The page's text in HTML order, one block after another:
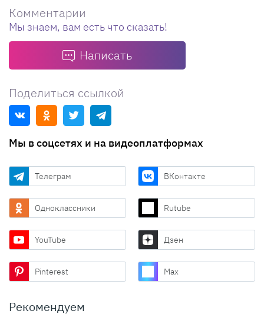
Комментарии
Мы знаем, вам есть что сказать!
Написать
Поделиться ссылкой
Мы в соцсетях и на видеоплатформах
Телеграм ВКонтакте
Одноклассники Rutube
YouTube Дзен
Pinterest Max
Рекомендуем